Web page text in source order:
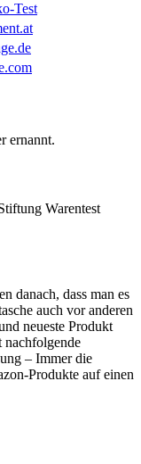
Test
ernannt.
Warentest
danach, dass man es
auch vor anderen
neueste Produkt
nachfolgende
– Immer die
Produkte auf einen